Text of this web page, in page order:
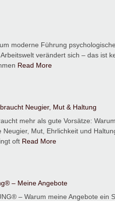
moderne Führung
verändert sich – das ist
Read More
Neugier, Mut & Haltung
mehr als gute Vorsätze:
Neugier, Mut, Ehrlichkeit und
oft Read More
– Meine Angebote
– Warum meine Angebote ein